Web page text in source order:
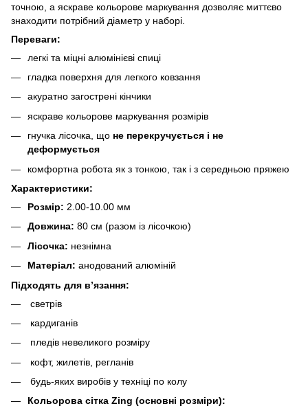
точною, а яскраве кольорове маркування дозволяє миттєво
знаходити потрібний діаметр у наборі.
Переваги:
легкі та міцні алюмінієві спиці
гладка поверхня для легкого ковзання
акуратно загострені кінчики
яскраве кольорове маркування розмірів
гнучка лісочка, що не перекручується і не
деформується
комфортна робота як з тонкою, так і з середньою пряжею
Характеристики:
Розмір: 2.00-10.00 мм
Довжина: 80 см (разом із лісочкою)
Лісочка: незнімна
Матеріал: анодований алюміній
Підходять для в’язання:
светрів
кардиганів
пледів невеликого розміру
кофт, жилетів, регланів
будь-яких виробів у техніці по колу
Кольорова сітка Zing (основні розміри):